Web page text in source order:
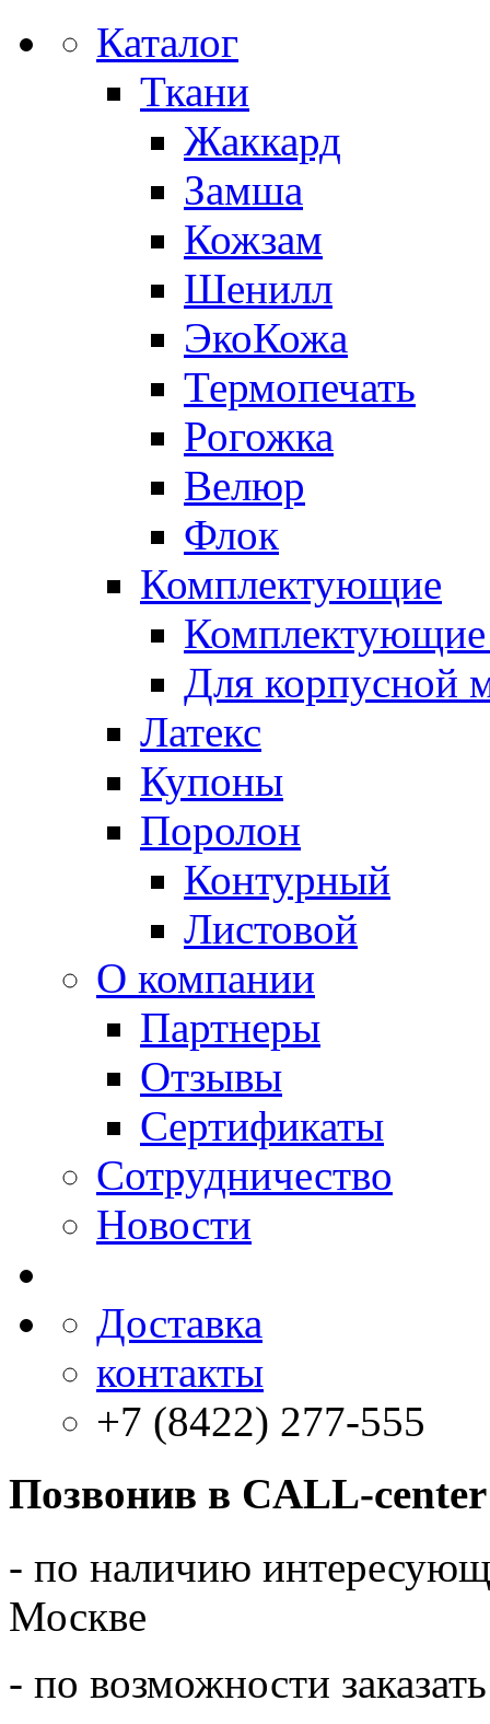
Каталог
Ткани
Жаккард
Замша
Кожзам
Шенилл
ЭкоКожа
Термопечать
Рогожка
Велюр
Флок
Комплектующие
Комплектующие
Для корпусной
Латекс
Купоны
Поролон
Контурный
Листовой
О компании
Партнеры
Отзывы
Сертификаты
Сотрудничество
Новости
Доставка
контакты
+7 (8422) 277-555
Позвонив в CALL-
- по наличию
Москве
- по возможности